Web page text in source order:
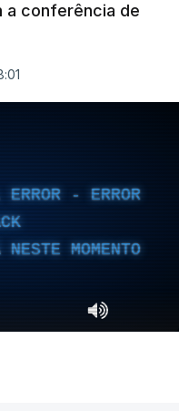
a conferência de
ERROR - ERROR
MOMENTO